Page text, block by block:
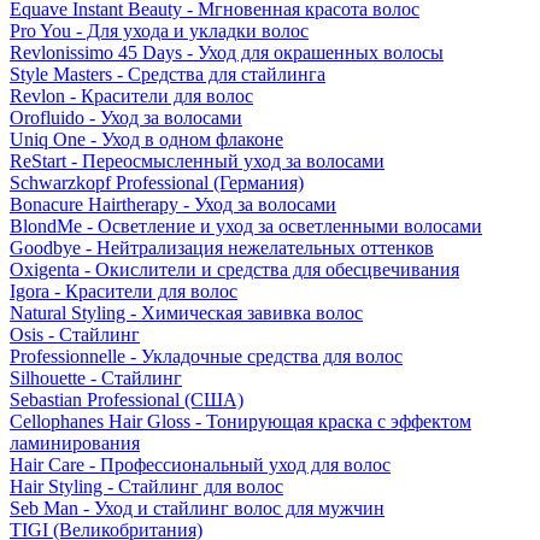
Equave Instant Beauty - Мгновенная красота волос
Pro You - Для ухода и укладки волос
Revlonissimo 45 Days - Уход для окрашенных волосы
Style Masters - Средства для стайлинга
Revlon - Красители для волос
Orofluido - Уход за волосами
Uniq One - Уход в одном флаконе
ReStart - Переосмысленный уход за волосами
Schwarzkopf Professional (Германия)
Bonacure Hairtherapy - Уход за волосами
BlondMe - Осветление и уход за осветленными волосами
Goodbye - Нейтрализация нежелательных оттенков
Oxigenta - Окислители и средства для обесцвечивания
Igora - Красители для волос
Natural Styling - Химическая завивка волос
Osis - Стайлинг
Professionnelle - Укладочные средства для волос
Silhouette - Стайлинг
Sebastian Professional (США)
Cellophanes Hair Gloss - Тонирующая краска с эффектом
ламинирования
Hair Care - Профессиональный уход для волос
Hair Styling - Стайлинг для волос
Seb Man - Уход и стайлинг волос для мужчин
TIGI (Великобритания)